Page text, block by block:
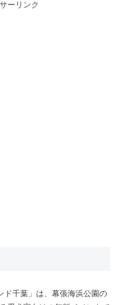
ーリンク
ド千葉」は、幕張海浜公園の